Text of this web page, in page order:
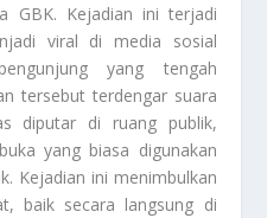
GBK. Kejadian ini terjadi
viral di media sosial
yang tengah
tersebut terdengar suara
diputar di ruang publik,
yang biasa digunakan
Kejadian ini menimbulkan
baik secara langsung di